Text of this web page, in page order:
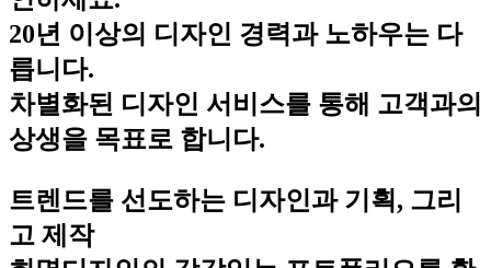
20년 이상의 디자인 경력과 노하우는 다
릅니다.
차별화된 디자인 서비스를 통해 고객과의
상생을 목표로 합니다.
트렌드를 선도하는 디자인과 기획, 그리
고 제작